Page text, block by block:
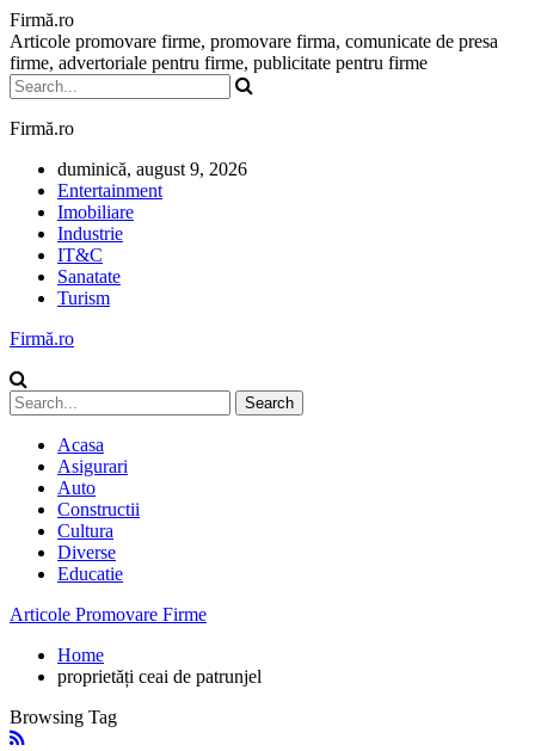
Firmă.ro
Articole promovare firme, promovare firma, comunicate de presa
firme, advertoriale pentru firme, publicitate pentru firme
Firmă.ro
duminică, august 9, 2026
Entertainment
Imobiliare
Industrie
IT&C
Sanatate
Turism
Firmă.ro
Acasa
Asigurari
Auto
Constructii
Cultura
Diverse
Educatie
Articole Promovare Firme
Home
proprietăți ceai de patrunjel
Browsing Tag